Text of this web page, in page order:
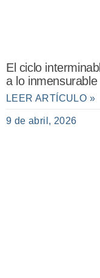
El ciclo
a lo inmensurable
LEER ARTÍCULO »
9 de abril, 2026